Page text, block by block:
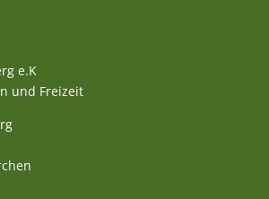
e.K
und Freizeit